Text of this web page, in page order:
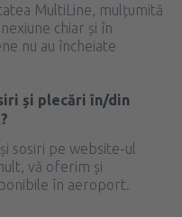
MultiLine, mulțumită
chiar și în
nu au încheiate
și plecări în/din
sosiri pe website-ul
vă oferim și
în aeroport.